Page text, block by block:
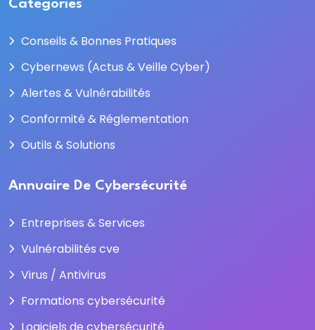
Categories
Conseils & Bonnes Pratiques
Cybernews (Actus & Veille Cyber)
Alertes & Vulnérabilités
Conformité & Réglementation
Outils & Solutions
Annuaire De Cybersécurité
Entreprises & Services
Vulnérabilités cve
Virus / Antivirus
Formations cybersécurité